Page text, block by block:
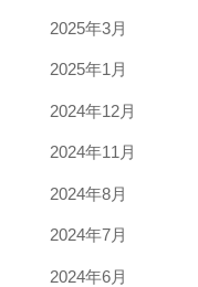
2025年3月
2025年1月
2024年12月
2024年11月
2024年8月
2024年7月
2024年6月